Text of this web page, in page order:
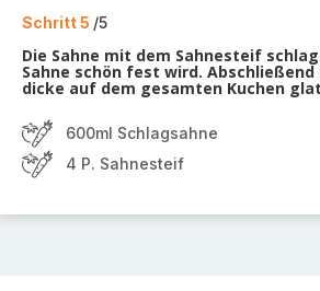
Schritt 5 /5
Die Sahne mit dem Sahnesteif
Sahne schön fest wird.
dicke auf dem gesamten Kuchen
600ml Schlagsahne
4 P. Sahnesteif